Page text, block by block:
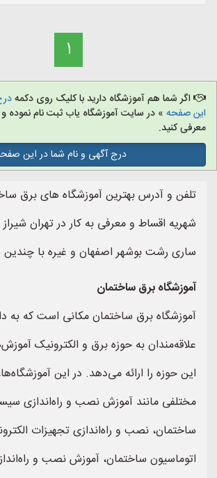
1
اگر شما هم آموزشگاه دارید با کلیک روی دکمه
این صفحه » در سایت آموزشگاه یاب ثبت نام
معرفی کنید.
درج آگهی و نام شما در این
تلفن و آدرس بهترین آموزشگاه های برق
شهریه اقساط و معرفی به کار در تهران
ساری رشت بوشهر اصفهان و غیره با چندین
آموزشگاه برق ساختمان
آموزشگاه برق ساختمان مکانی است که به
علاقه‌مندان به حوزه برق و الکترونیک
این حوزه را ارائه می‌دهد. در این
مختلفی مانند آموزش نصب و راه‌اندازی
ساختمان، نصب و راه‌اندازی تجهیزات
اتوماسیون ساختمان، آموزش نصب و